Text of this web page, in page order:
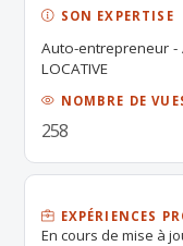
SON EXPERTISE
Auto-entrepreneur -
LOCATIVE
NOMBRE DE
258
EXPÉRIENCES
En cours de mise à